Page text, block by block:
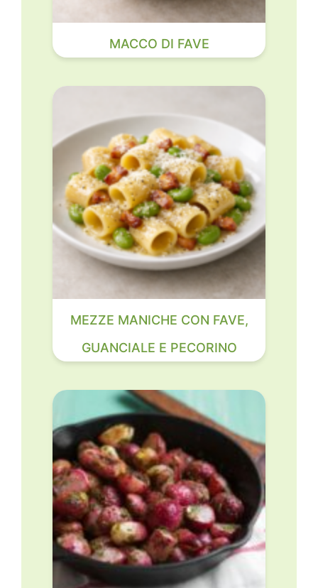
MACCO DI FAVE
MEZZE MANICHE CON FAVE,
GUANCIALE E PECORINO